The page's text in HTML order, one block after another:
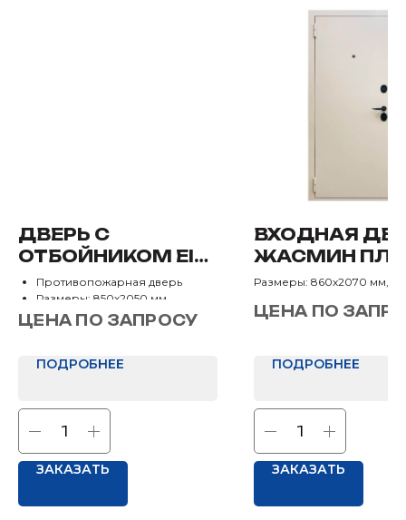
ДВЕРЬ С
ОТБОЙНИКОМ EIS-
60 С
ОГРАНИЧИТЕЛЕМ
ОТКРЫВАНИЯ
Противопожарная дверь
Размеры: 850х2050 мм,
950х2050 мм
ЦЕНА ПО ЗАПРОСУ
ПОДРОБНЕЕ
ЗАКАЗАТЬ
ВХОДНАЯ
ЖАСМИН
Размеры: 860х2070 мм,
Назначение: В квартиру
ЦЕНА ПО
ПОДРОБНЕЕ
ЗАКАЗАТЬ